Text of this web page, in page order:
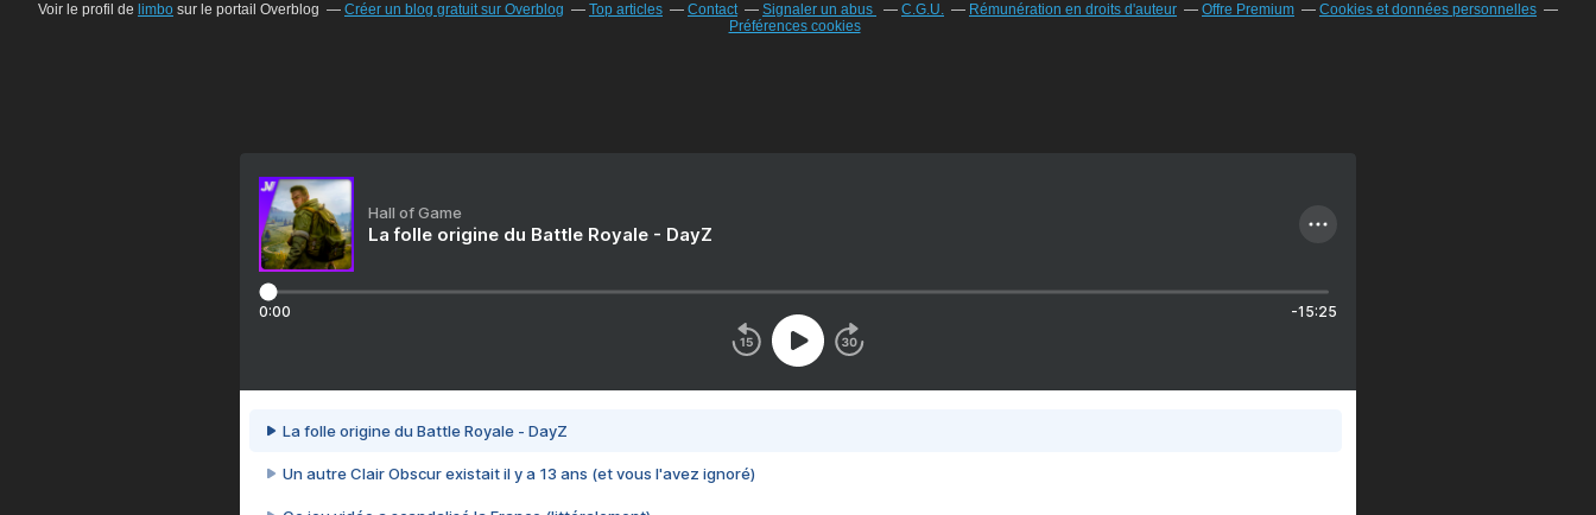
Voir le profil de limbo sur le portail Overblog Créer un blog gratuit sur Overblog Top articles Contact Signaler un abus C.G.U. Rémunération en droits d'auteur Offre Premium
Cookies et données personnelles
Préférences cookies
Hall of Game
La folle origine du Battle Royale - DayZ
0:00 -15:25
La folle origine du Battle Royale - DayZ
Un autre Clair Obscur existait il y a 13 ans (et vous l'avez ignoré)